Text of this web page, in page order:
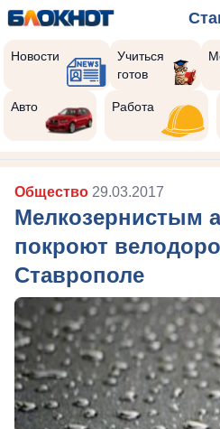
Новости
Учиться
готов
Авто Работа
Общество 29.03.2017
Мелкозернистым
покроют
Ставрополе